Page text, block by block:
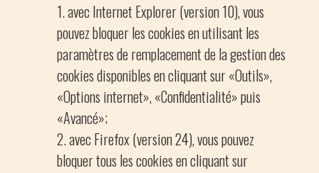
avec Internet Explorer (version 10), vous
pouvez bloquer les cookies en utilisant les
paramètres de remplacement de la gestion des
cookies disponibles en cliquant sur «Outils»,
«Options internet», «Confidentialité» puis
«Avancé»;
avec Firefox (version 24), vous pouvez
bloquer tous les cookies en cliquant sur